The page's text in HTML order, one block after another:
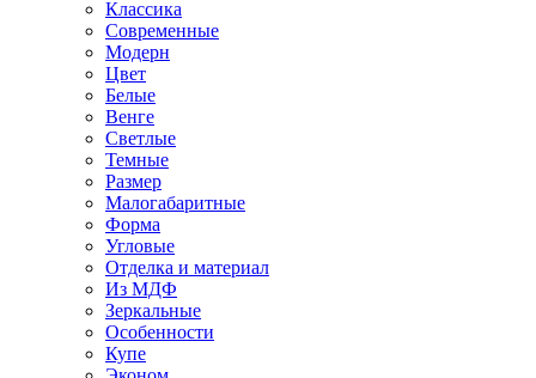
Классика
Современные
Модерн
Цвет
Белые
Венге
Светлые
Темные
Размер
Малогабаритные
Форма
Угловые
Отделка и материал
Из МДФ
Зеркальные
Особенности
Купе